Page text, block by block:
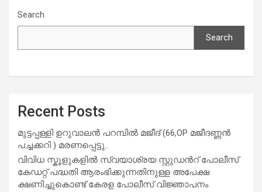
Search
Search
Recent Posts
മുട്ടപ്പള്ളി ഉറുവാലൻ പറമ്പിൽ മജീദ് (66,OP മജീദണ്ണൻ
പച്ചക്കറി ) മരണപ്പെട്ടു..
വിവിധ സ്കൂളുകളില്‍ സ്വയാശ്രയ സ്റ്റുഡന്‍റ് പോലീസ്
കേഡറ്റ് പദ്ധതി ആരംഭിക്കുന്നതിനുള്ള അപേക്ഷ
ക്ഷണിച്ചുകൊണ്ട് കേരള പോലീസ് വിജ്ഞാപനം